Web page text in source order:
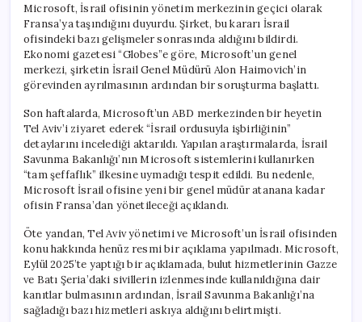
Geçici
Olarak
Fransa’ya
Taşıdı
için
Microsoft, İsrail ofisinin yönetim merkezinin geçici olarak
Fransa’ya taşındığını duyurdu. Şirket, bu kararı İsrail
ofisindeki bazı gelişmeler sonrasında aldığını bildirdi.
Ekonomi gazetesi “Globes”e göre, Microsoft’un genel
merkezi, şirketin İsrail Genel Müdürü Alon Haimovich’in
görevinden ayrılmasının ardından bir soruşturma başlattı.
Son haftalarda, Microsoft’un ABD merkezinden bir heyetin
Tel Aviv’i ziyaret ederek “İsrail ordusuyla işbirliğinin”
detaylarını incelediği aktarıldı. Yapılan araştırmalarda, İsrail
Savunma Bakanlığı’nın Microsoft sistemlerini kullanırken
“tam şeffaflık” ilkesine uymadığı tespit edildi. Bu nedenle,
Microsoft İsrail ofisine yeni bir genel müdür atanana kadar
ofisin Fransa’dan yönetileceği açıklandı.
Öte yandan, Tel Aviv yönetimi ve Microsoft’un İsrail ofisinden
konu hakkında henüz resmi bir açıklama yapılmadı. Microsoft,
Eylül 2025’te yaptığı bir açıklamada, bulut hizmetlerinin Gazze
ve Batı Şeria’daki sivillerin izlenmesinde kullanıldığına dair
kanıtlar bulmasının ardından, İsrail Savunma Bakanlığı’na
sağladığı bazı hizmetleri askıya aldığını belirtmişti.